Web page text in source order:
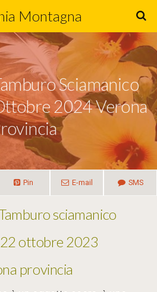
Montagna
Sciamanico
2024 Verona
Pin E-mail SMS
sciamanico
ottobre 2023
provincia